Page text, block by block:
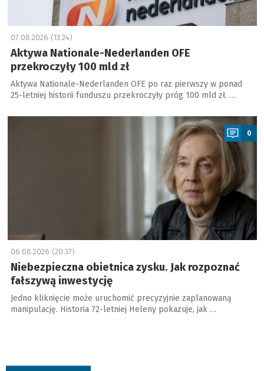
07.08.2026 (13:24)
Aktywa Nationale-Nederlanden OFE
przekroczyły 100 mld zł
Aktywa Nationale-Nederlanden OFE po raz pierwszy w ponad
25-letniej historii funduszu przekroczyły próg 100 mld zł. …
a
0
06.08.2026 (20:37)
Niebezpieczna obietnica zysku. Jak rozpoznać
fałszywą inwestycję
Jedno kliknięcie może uruchomić precyzyjnie zaplanowaną
manipulację. Historia 72-letniej Heleny pokazuje, jak …